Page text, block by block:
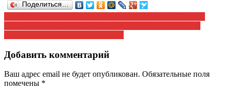
Поделиться…
Навигация
по
Добавить комментарий
Ваш адрес email не будет опубликован. Обязательные поля
помечены *